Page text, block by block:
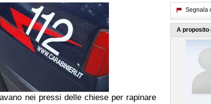
nei pressi delle chiese per rapinare
Segnala
A proposito